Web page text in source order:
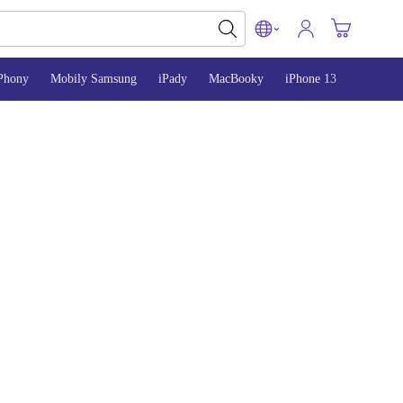
Mobily Samsung iPady MacBooky iPhone 13